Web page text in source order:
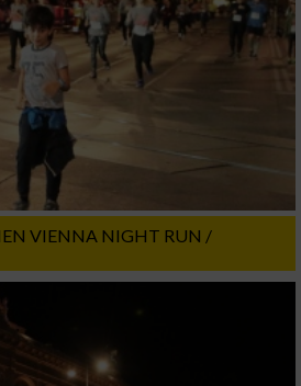
VIENNA NIGHT RUN /